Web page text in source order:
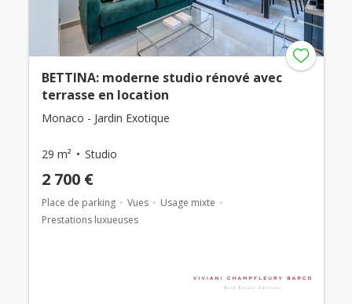
BETTINA: moderne studio rénové avec
terrasse en location
Monaco - Jardin Exotique
29 m² Studio
2 700 €
Place de parking Vues
Usage mixte
Prestations luxueuses